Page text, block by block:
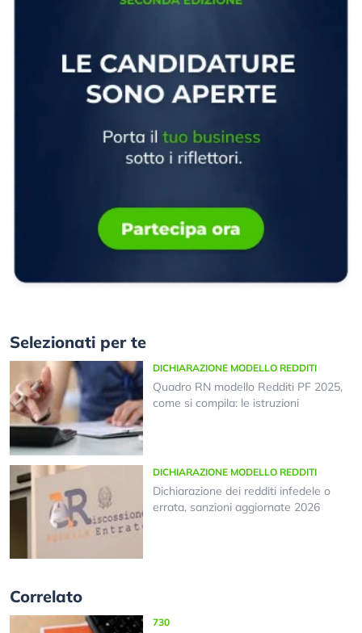
Selezionati per te
DICHIARAZIONE MODELLO REDDITI
Quadro RN modello Redditi PF 2025,
come si compila: le istruzioni
DICHIARAZIONE MODELLO REDDITI
Dichiarazione dei redditi infedele o
errata, sanzioni aggiornate 2026
Correlato
730